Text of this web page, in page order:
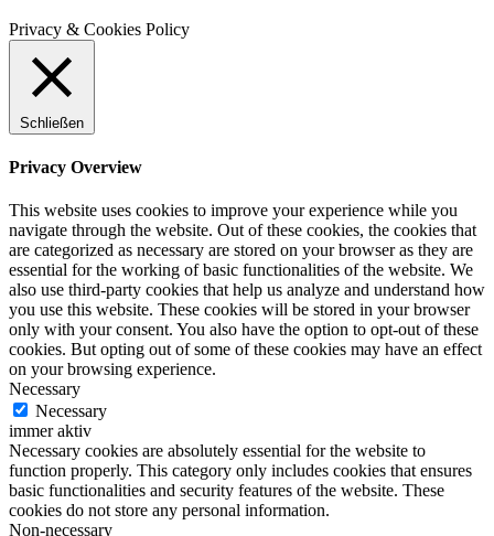
Privacy & Cookies Policy
Schließen
Privacy Overview
This website uses cookies to improve your experience while you
navigate through the website. Out of these cookies, the cookies that
are categorized as necessary are stored on your browser as they are
essential for the working of basic functionalities of the website. We
also use third-party cookies that help us analyze and understand how
you use this website. These cookies will be stored in your browser
only with your consent. You also have the option to opt-out of these
cookies. But opting out of some of these cookies may have an effect
on your browsing experience.
Necessary
Necessary
immer aktiv
Necessary cookies are absolutely essential for the website to
function properly. This category only includes cookies that ensures
basic functionalities and security features of the website. These
cookies do not store any personal information.
Non-necessary